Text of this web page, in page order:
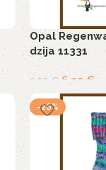
Opal
dzija 11331
9,50 € 6,99 €
-26%